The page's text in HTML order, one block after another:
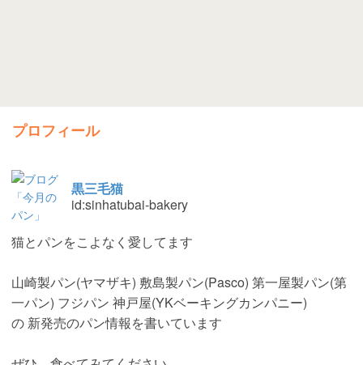
プロフィール
黒三毛猫
id:sinhatubai-bakery
猫とパンをこよなく愛してます
山崎製パン(ヤマザキ) 敷島製パン(Pasco) 第一屋製パン(第
一パン) フジパン 神戸屋(YKベーキングカンパニー)
の 新発売のパン情報を書いています